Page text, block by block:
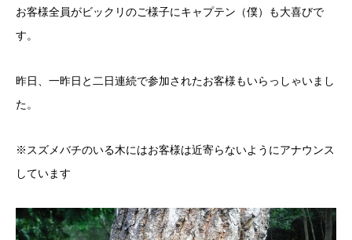
お客様全員がビックリのご様子にキャプテン（僕）も大喜びで
す。
昨日、一昨日と二日連続で参加されたお客様もいらっしゃいまし
た。
※スズメバチのいる木にはお客様は近寄らないようにアナウンス
しています